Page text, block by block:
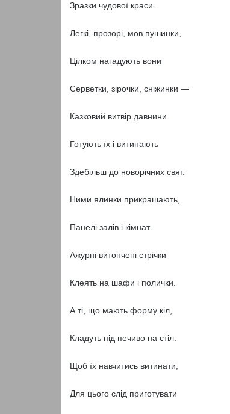
Зразки чудової краси.
Легкі, прозорі, мов пушинки,
Цілком нагадують вони
Серветки, зірочки, сніжинки —
Казковий витвір давнини.
Готують їх і витинають
Здебільш до новорічних свят.
Ними ялинки прикрашають,
Панелі залів і кімнат.
Ажурні витончені стрічки
Клеять на шафи і полички.
А ті, що мають форму кіл,
Кладуть під печиво на стіл.
Щоб їх навчитись витинати,
Для цього слід приготувати